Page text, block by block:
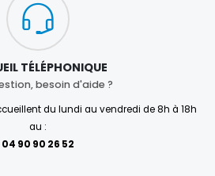
TÉLÉPHONIQUE
besoin d'aide ?
du lundi au vendredi de 8h à 18h
au :
04 90 90 26 52